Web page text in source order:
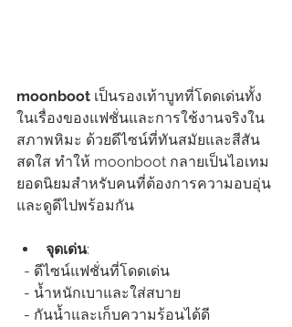
moonboot เป็นรองเท้าบูทที่โดดเด่นทั้ง
ในเรื่องของแฟชั่นและการใช้งานจริงใน
สภาพหิมะ ด้วยดีไซน์ที่ทันสมัยและสีสัน
สดใส ทำให้ moonboot กลายเป็นไอเทม
ยอดนิยมสำหรับคนที่ต้องการความอบอุ่น
และดูดีไปพร้อมกัน
จุดเด่น:
  - ดีไซน์แฟชั่นที่โดดเด่น
  - น้ำหนักเบาและใส่สบาย
  - กันน้ำและเก็บความร้อนได้ดี